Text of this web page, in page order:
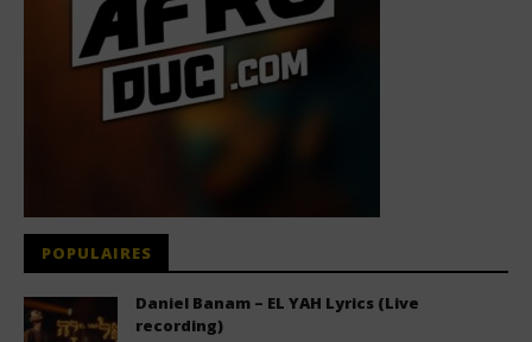
POPULAIRES
Daniel Banam – EL YAH Lyrics (Live
recording)